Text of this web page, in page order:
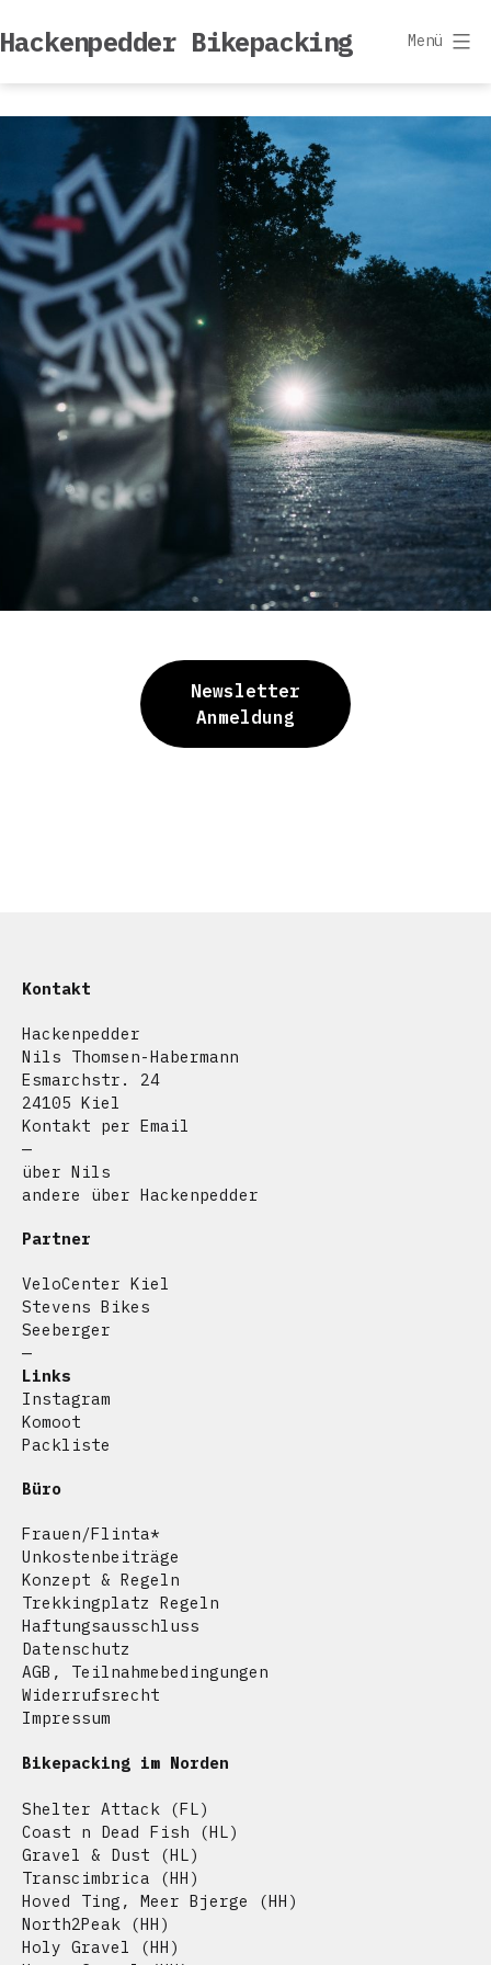
Inhalt
Hackenpedder Bikepacking Menü
Newsletter
Anmeldung
Kontakt
Hackenpedder
Nils Thomsen-Habermann
Esmarchstr. 24
24105 Kiel
Kontakt per Email
—
über Nils
andere über Hackenpedder
Partner
VeloCenter Kiel
Stevens Bikes
Seeberger
—
Links
Instagram
Komoot
Packliste
Büro
Frauen/Flinta*
Unkostenbeiträge
Konzept & Regeln
Trekkingplatz Regeln
Haftungsausschluss
Datenschutz
AGB, Teilnahmebedingungen
Widerrufsrecht
Impressum
Bikepacking im Norden
Shelter Attack (FL)
Coast n Dead Fish (HL)
Gravel & Dust (HL)
Transcimbrica (HH)
Hoved Ting , Meer Bjerge
(HH)
North2Peak (HH)
Holy Gravel
(HH)